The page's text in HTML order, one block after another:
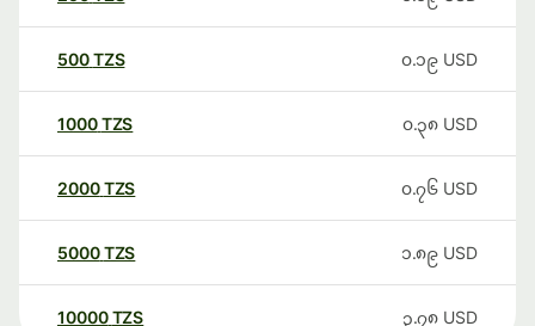
500TZS ၀.၁၉ USD
1000TZS ၀.၃၈ USD
2000TZS ၀.၇၆ USD
5000TZS ၁.၈၉ USD
10000 TZS ၃.၇၈ USD